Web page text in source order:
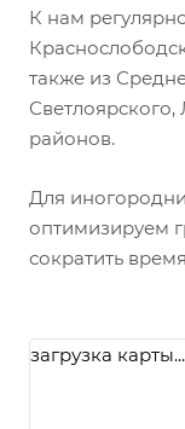
К нам
также из
районов.
Для
оптимизируем
сократить
загрузка карты...